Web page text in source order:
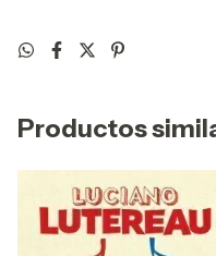
Productos